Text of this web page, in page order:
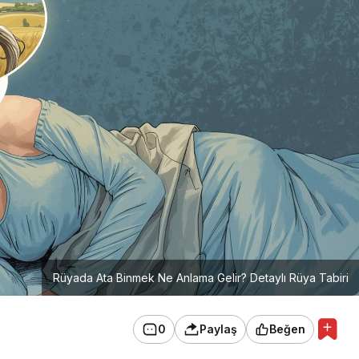
Rüyada Ata Binmek Ne Anlama Gelir? Detaylı Rüya Tabiri
0 Paylaş Beğen